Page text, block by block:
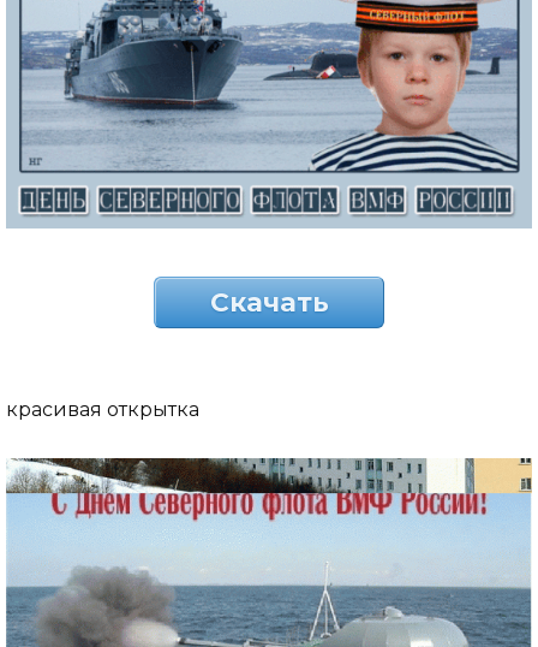
Скачать
красивая открытка